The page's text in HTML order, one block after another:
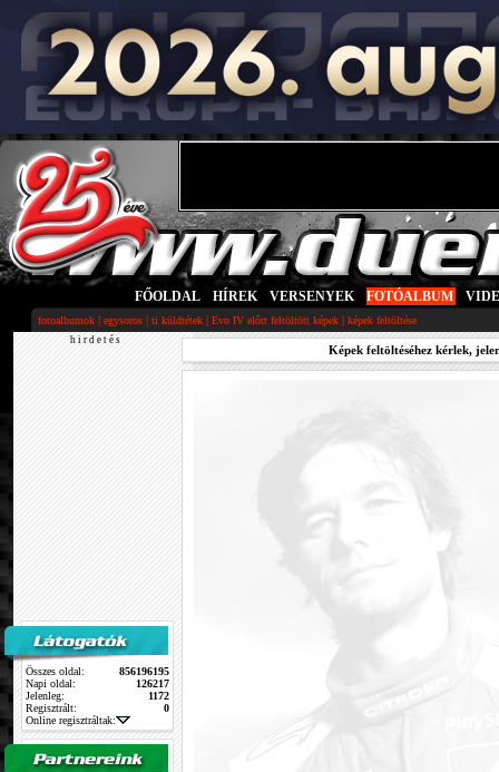
FŐOLDAL HÍREK VERSENYEK FOTÓALBUM
fotoalbumok | egysoros | ti küldtétek | Evo IV előtt feltöltött képek | képek feltöltése
h i r d e t é s
Összes oldal:
856196195
Napi oldal:
126217
Jelenleg:
1172
Regisztrált:
0
Online regisztráltak:
Képek feltöltéséhez kérlek,